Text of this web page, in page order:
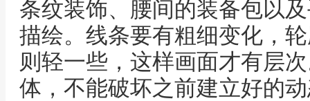
条纹装饰、腰间的装备包以
描绘。线条要有粗细变化，
则轻一些，这样画面才有层
体，不能破坏之前建立好的